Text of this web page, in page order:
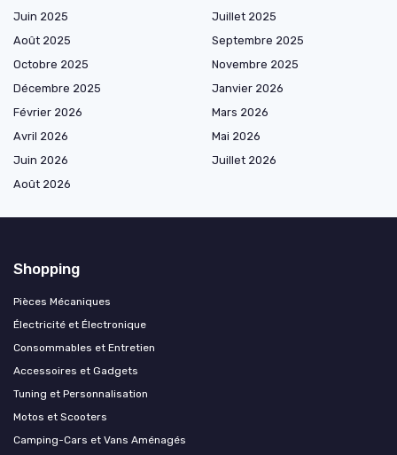
Juin 2025
Juillet 2025
Août 2025
Septembre 2025
Octobre 2025
Novembre 2025
Décembre 2025
Janvier 2026
Février 2026
Mars 2026
Avril 2026
Mai 2026
Juin 2026
Juillet 2026
Août 2026
Shopping
Pièces Mécaniques
Électricité et Électronique
Consommables et Entretien
Accessoires et Gadgets
Tuning et Personnalisation
Motos et Scooters
Camping-Cars et Vans Aménagés